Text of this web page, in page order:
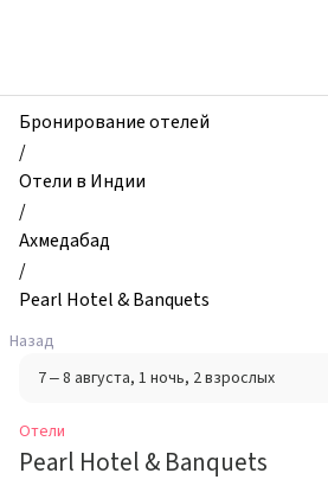
Pearl
Hotel
&
Banquets,
Ахмедабад,
Индия
Бронирование отелей
/
Отели в Индии
/
Ахмедабад
/
Pearl Hotel & Banquets
Назад
7 – 8 августа, 1 ночь, 2 взрослых
Отели
Pearl Hotel & Banquets